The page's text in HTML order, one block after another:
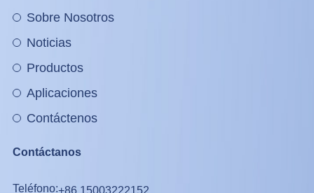
Sobre Nosotros
Noticias
Productos
Aplicaciones
Contáctenos
Contáctanos
Teléfono:+86 15003222152